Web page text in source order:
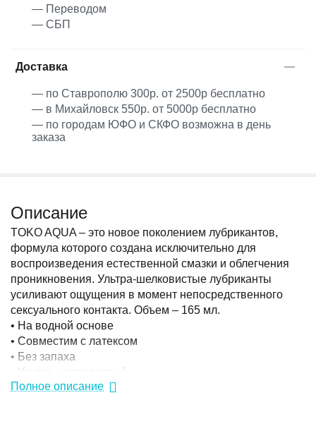
— Переводом
— СБП
Доставка
— по Ставрополю 300р. от 2500р бесплатно
— в Михайловск 550р. от 5000р бесплатно
— по городам ЮФО и СКФО возможна в день
заказа
Описание
TOKO AQUA – это новое поколением лубрикантов,
формула которого создана исключительно для
воспроизведения естественной смазки и облегчения
проникновения. Ультра-шелковистые лубриканты
усиливают ощущения в момент непосредственного
сексуального контакта. Объем – 165 мл.
• На водной основе
• Совместим с латексом
• Без запаха
• Ультра-шелковистый
• Не оставляет пятен
Полное описание